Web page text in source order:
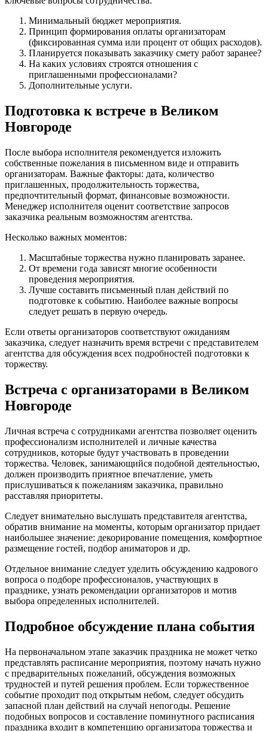
Минимальный бюджет мероприятия.
Принцип формирования оплаты организаторам
(фиксированная сумма или процент от общих расходов).
Планируется показывать заказчику смету работ заранее?
На каких условиях строятся отношения с
приглашенными профессионалами?
Дополнительные услуги.
Подготовка к встрече в Великом
Новгороде
После выбора исполнителя рекомендуется изложить
собственные пожелания в письменном виде и отправить
организаторам. Важные факторы: дата, количество
приглашенных, продолжительность торжества,
предпочтительный формат, финансовые возможности.
Менеджер исполнителя оценит соответствие запросов
заказчика реальным возможностям агентства.
Несколько важных моментов:
Масштабные торжества нужно планировать заранее.
От времени года зависят многие особенности
проведения мероприятия.
Лучше составить письменный план действий по
подготовке к событию. Наиболее важные вопросы
следует решать в первую очередь.
Если ответы организаторов соответствуют ожиданиям
заказчика, следует назначить время встречи с представителем
агентства для обсуждения всех подробностей подготовки к
торжеству.
Встреча с организаторами в Великом
Новгороде
Личная встреча с сотрудниками агентства позволяет оценить
профессионализм исполнителей и личные качества
сотрудников, которые будут участвовать в проведении
торжества. Человек, занимающийся подобной деятельностью,
должен производить приятное впечатление, уметь
прислушиваться к пожеланиям заказчика, правильно
расставляя приоритеты.
Следует внимательно выслушать представителя агентства,
обратив внимание на моменты, которым организатор придает
наибольшее значение: декорирование помещения, комфортное
размещение гостей, подбор аниматоров и др.
Отдельное внимание следует уделить обсуждению кадрового
вопроса о подборе профессионалов, участвующих в
празднике, узнать рекомендации организаторов и мотив
выбора определенных исполнителей.
Подробное обсуждение плана события
На первоначальном этапе заказчик праздника не может четко
представлять расписание мероприятия, поэтому начать нужно
с предварительных пожеланий, обсуждения возможных
трудностей и путей решения проблем. Если торжественное
событие проходит под открытым небом, следует обсудить
запасной план действий на случай непогоды. Решение
подобных вопросов и составление поминутного расписания
праздника входит в компетенцию организатора торжества и